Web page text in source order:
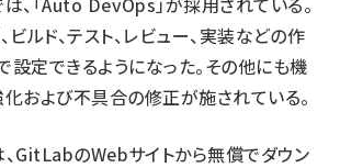
ビルド、テスト、レビュー、実装などの作
定できるようになった。その他にも機
および不具合の修正が施されている。
、GitLabのWebサイトから無償でダウン